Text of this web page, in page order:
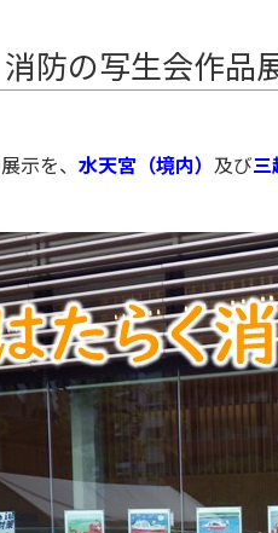
防の写生会作品
示を、 水天宮（境内） 及び三